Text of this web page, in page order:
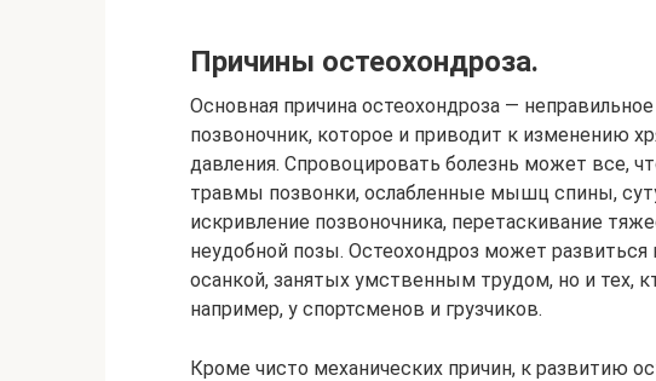
Причины остеохондроза.
Основная причина остеохондроза —
позвоночник, которое и приводит к изменению
давления. Спровоцировать болезнь может все,
травмы позвонки, ослабленные мышц спины,
искривление позвоночника, перетаскивание
неудобной позы. Остеохондроз может
осанкой, занятых умственным трудом, но и тех,
например, у спортсменов и грузчиков.
Кроме чисто механических причин, к развитию